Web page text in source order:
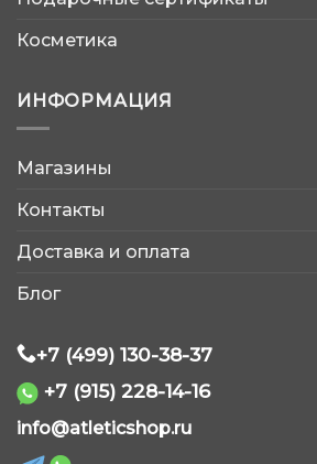
Косметика
ИНФОРМАЦИЯ
Магазины
Контакты
Доставка и оплата
Блог
+7 (499) 130-38-37
+7 (915) 228-14-16
info@atleticshop.ru